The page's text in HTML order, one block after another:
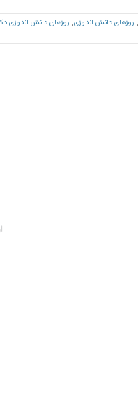
روزهای دانش اندوزی روزهای دانش اندوزی